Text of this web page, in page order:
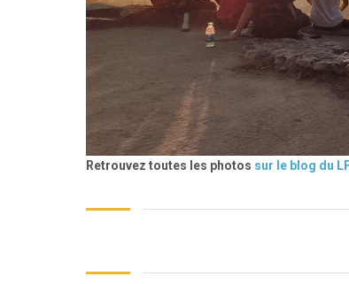
Retrouvez toutes les photos sur le blog du